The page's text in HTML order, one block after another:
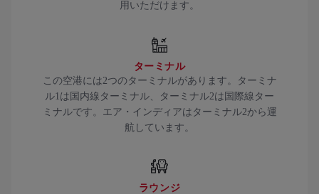
用いただけます。
ターミナル
この空港には2つのターミナルがあります。ターミナ
ル1は国内線ターミナル、ターミナル2は国際線ター
ミナルです。エア・インディアはターミナル2から運
航しています。
ラウンジ